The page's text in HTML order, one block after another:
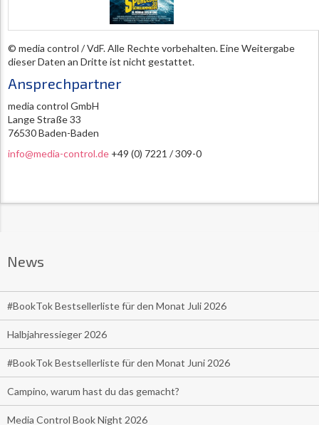
© media control / VdF. Alle Rechte vorbehalten. Eine Weitergabe
dieser Daten an Dritte ist nicht gestattet.
Ansprechpartner
media control GmbH
Lange Straße 33
76530 Baden-Baden
info@media-control.de +49 (0) 7221 / 309-0
News
#BookTok Bestsellerliste für den Monat Juli 2026
Halbjahressieger 2026
#BookTok Bestsellerliste für den Monat Juni 2026
Campino, warum hast du das gemacht?
Media Control Book Night 2026